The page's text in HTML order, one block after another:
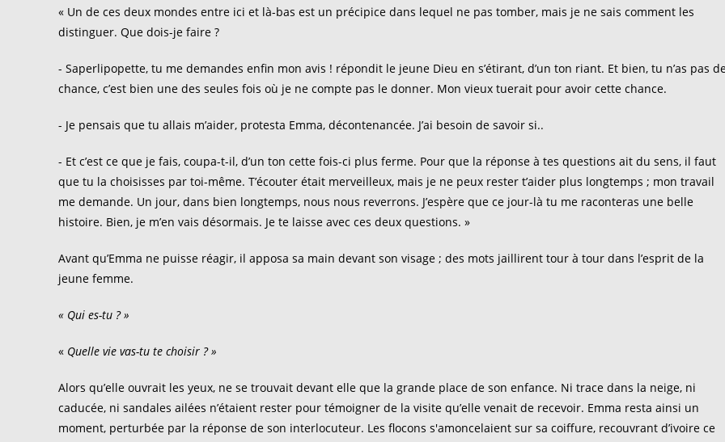
« Un de ces deux mondes entre ici et là-bas est un précipice dans lequel ne pas tomber, mais je ne sais comment les
distinguer. Que dois-je faire ?
- Saperlipopette, tu me demandes enfin mon avis ! répondit le jeune Dieu en s’étirant, d’un ton riant. Et bien, tu n’as pas
chance, c’est bien une des seules fois où je ne compte pas le donner. Mon vieux tuerait pour avoir cette chance.
- Je pensais que tu allais m’aider, protesta Emma, décontenancée. J’ai besoin de savoir si..
- Et c’est ce que je fais, coupa-t-il, d’un ton cette fois-ci plus ferme. Pour que la réponse à tes questions ait du sens, il faut
que tu la choisisses par toi-même. T’écouter était merveilleux, mais je ne peux rester t’aider plus longtemps ; mon travail
me demande. Un jour, dans bien longtemps, nous nous reverrons. J’espère que ce jour-là tu me raconteras une belle
histoire. Bien, je m’en vais désormais. Je te laisse avec ces deux questions. »
Avant qu’Emma ne puisse réagir, il apposa sa main devant son visage ; des mots jaillirent tour à tour dans l’esprit de la
jeune femme.
« Qui es-tu ? »
« Quelle vie vas-tu te choisir ? »
Alors qu’elle ouvrait les yeux, ne se trouvait devant elle que la grande place de son enfance. Ni trace dans la neige, ni
caducée, ni sandales ailées n’étaient rester pour témoigner de la visite qu’elle venait de recevoir. Emma resta ainsi un
moment, perturbée par la réponse de son interlocuteur. Les flocons s'amoncelaient sur sa coiffure, recouvrant d’ivoire ce